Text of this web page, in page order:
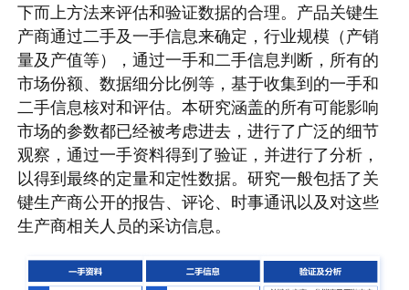
下而上方法来评估和验证数据的合理。产品关键生
产商通过二手及一手信息来确定，行业规模（产销
量及产值等），通过一手和二手信息判断，所有的
市场份额、数据细分比例等，基于收集到的一手和
二手信息核对和评估。本研究涵盖的所有可能影响
市场的参数都已经被考虑进去，进行了广泛的细节
观察，通过一手资料得到了验证，并进行了分析，
以得到最终的定量和定性数据。研究一般包括了关
键生产商公开的报告、评论、时事通讯以及对这些
生产商相关人员的采访信息。